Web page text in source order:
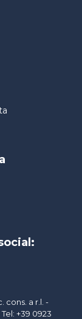
cons. a r.l. -
+39 0923